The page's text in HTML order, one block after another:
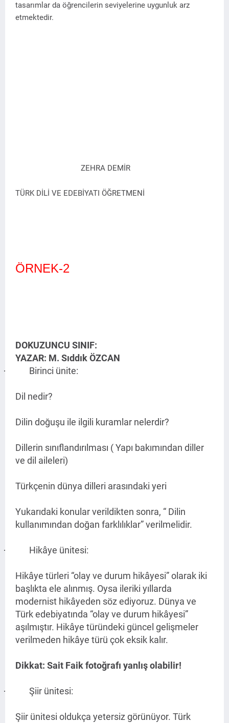
tasarımlar da öğrencilerin seviyelerine uygunluk arz
etmektedir.
ZEHRA DEMİR
TÜRK DİLİ VE EDEBİYATI ÖĞRETMENİ
ÖRNEK-2
DOKUZUNCU SINIF:
YAZAR: M. Sıddık ÖZCAN
· Birinci ünite:
Dil nedir?
Dilin doğuşu ile ilgili kuramlar nelerdir?
Dillerin sınıflandırılması ( Yapı bakımından diller
ve dil aileleri)
Türkçenin dünya dilleri arasındaki yeri
Yukarıdaki konular verildikten sonra, “ Dilin
kullanımından doğan farklılıklar” verilmelidir.
· Hikâye ünitesi:
Hikâye türleri “olay ve durum hikâyesi” olarak iki
başlıkta ele alınmış. Oysa ileriki yıllarda
modernist hikâyeden söz ediyoruz. Dünya ve
Türk edebiyatında “olay ve durum hikâyesi”
aşılmıştır. Hikâye türündeki güncel gelişmeler
verilmeden hikâye türü çok eksik kalır.
Dikkat: Sait Faik fotoğrafı yanlış olabilir!
· Şiir ünitesi:
Şiir ünitesi oldukça yetersiz görünüyor. Türk